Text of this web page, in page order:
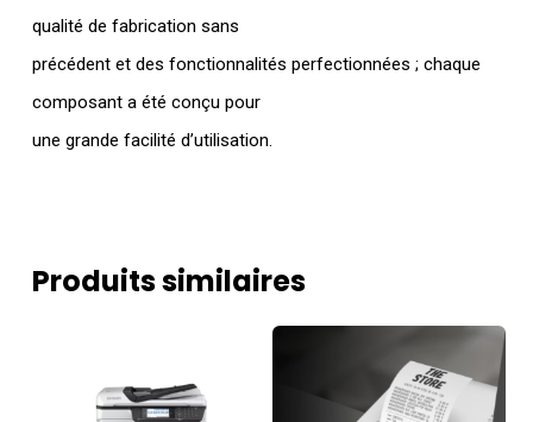
qualité de fabrication sans
précédent et des fonctionnalités perfectionnées ; chaque
composant a été conçu pour
une grande facilité d’utilisation.
Produits similaires